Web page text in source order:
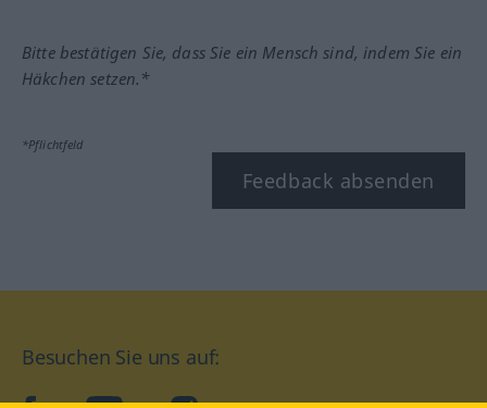
Bitte bestätigen Sie, dass Sie ein Mensch sind, indem Sie ein
Häkchen setzen.*
*Pflichtfeld
Feedback absenden
Besuchen Sie uns auf: